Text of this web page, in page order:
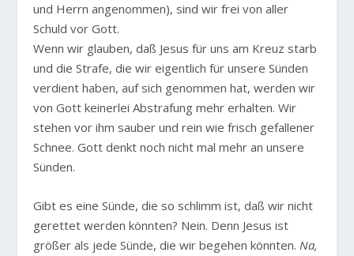
und Herrn angenommen), sind wir frei von aller
Schuld vor Gott.
Wenn wir glauben, daß Jesus für uns am Kreuz starb
und die Strafe, die wir eigentlich für unsere Sünden
verdient haben, auf sich genommen hat, werden wir
von Gott keinerlei Abstrafung mehr erhalten. Wir
stehen vor ihm sauber und rein wie frisch gefallener
Schnee. Gott denkt noch nicht mal mehr an unsere
Sünden.
Gibt es eine Sünde, die so schlimm ist, daß wir nicht
gerettet werden könnten? Nein. Denn Jesus ist
größer als jede Sünde, die wir begehen könnten.Na,